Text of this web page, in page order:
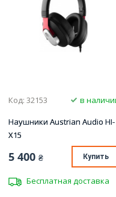
Код: 32153
в
Наушники Austrian Audio HI-
X15
5 400 ₴ Купить
Бесплатная доставка